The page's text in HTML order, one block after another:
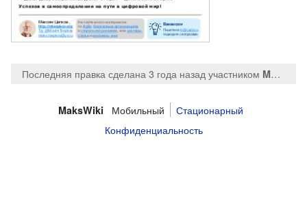
Последняя правка сделана 3 года назад участником MaksTsepkov
MaksWiki Мобильный
Стационарный
Конфиденциальность